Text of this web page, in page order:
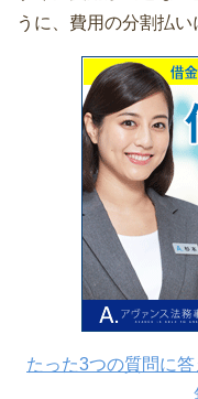
うに、費用の分割払い
たった3つの質問に